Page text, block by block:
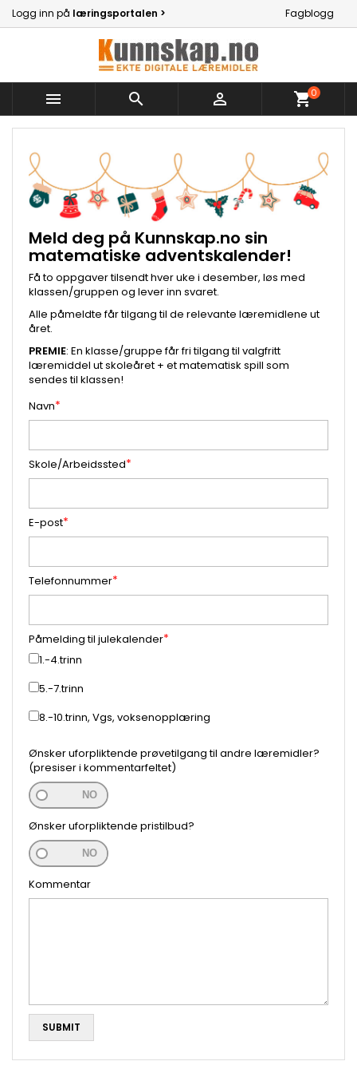
Logg inn på læringsportalen > Fagblogg
   shopping_cart0
Meld deg på Kunnskap.no sin
matematiske adventskalender!
Få to oppgaver tilsendt hver uke i desember, løs med
klassen/gruppen og lever inn svaret.
Alle påmeldte får tilgang til de relevante læremidlene ut
året.
PREMIE: En klasse/gruppe får fri tilgang til valgfritt
læremiddel ut skoleåret + et matematisk spill som
sendes til klassen!
Navn
Skole/Arbeidssted
E-post
Telefonnummer
Påmelding til julekalender
1.-4.trinn
5.-7.trinn
8.-10.trinn, Vgs, voksenopplæring
Ønsker uforpliktende prøvetilgang til andre læremidler?
(presiser i kommentarfeltet)
NO
Ønsker uforpliktende pristilbud?
NO
Kommentar
SUBMIT